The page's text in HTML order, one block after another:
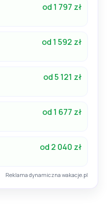
od 1 797 zł
od 1 592 zł
od 5 121 zł
od 1 677 zł
od 2 040 zł
Reklama dynamiczna wakacje.pl